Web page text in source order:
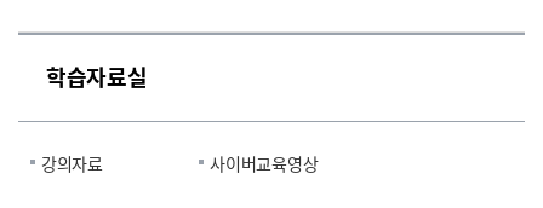
학습자료실
강의자료 사이버교육영상